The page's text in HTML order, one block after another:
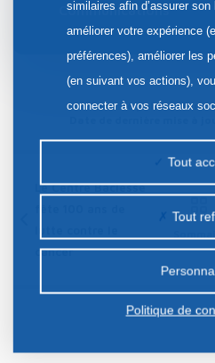
Communications
Date de publication :
Le Centre Baclesse
cancer
similaires afin d’assurer son
améliorer votre expérience
préférences), améliorer les
(en suivant vos actions),
connecter à vos réseaux
la publicité personnalisée
nos partenaires. Certains
préalable.
Tout
Tout
Politique de